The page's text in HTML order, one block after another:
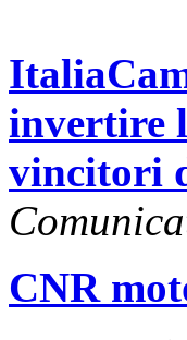
invertire
vincitori
CNR